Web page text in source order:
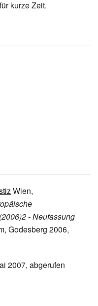
kurze Zeit.
Wien,
- Neufassung
Godesberg 2006,
2007, abgerufen